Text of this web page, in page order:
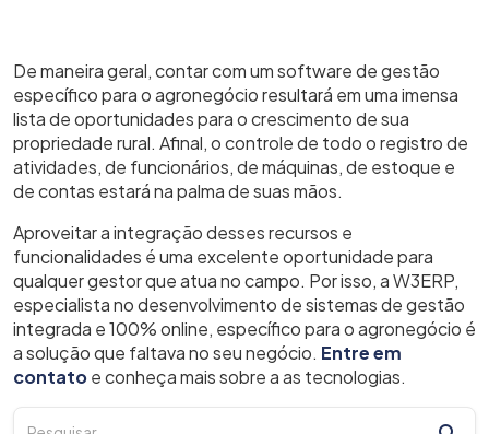
De maneira geral, contar com um software de gestão
específico para o agronegócio resultará em uma imensa
lista de oportunidades para o crescimento de sua
propriedade rural. Afinal, o controle de todo o registro de
atividades, de funcionários, de máquinas, de estoque e
de contas estará na palma de suas mãos.
Aproveitar a integração desses recursos e
funcionalidades é uma excelente oportunidade para
qualquer gestor que atua no campo. Por isso, a W3ERP,
especialista no desenvolvimento de sistemas de gestão
integrada e 100% online, específico para o agronegócio é
a solução que faltava no seu negócio. Entre em
contatoe conheça mais sobre a as tecnologias.